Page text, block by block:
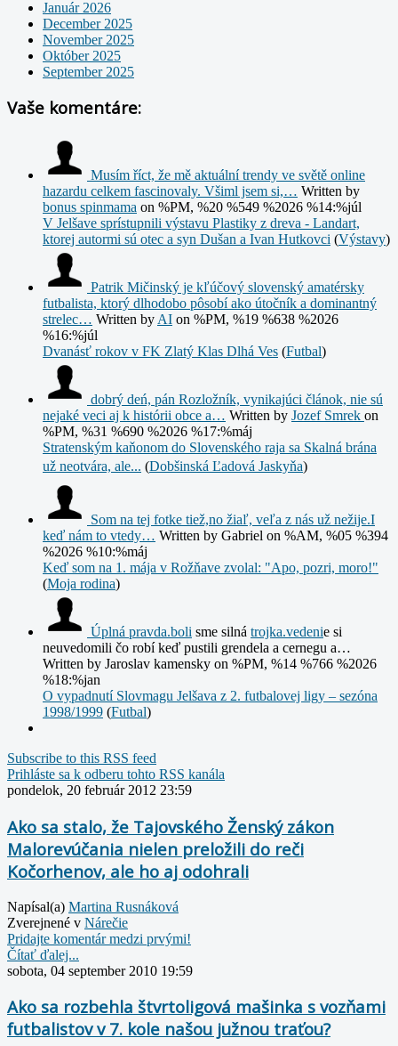
Január 2026
December 2025
November 2025
Október 2025
September 2025
Vaše komentáre:
Musím říct, že mě aktuální trendy ve světě online
hazardu celkem fascinovaly. Všiml jsem si,… Written by
bonus spinmama on %PM, %20 %549 %2026 %14:%júl
V Jelšave sprístupnili výstavu Plastiky z dreva - Landart,
ktorej autormi sú otec a syn Dušan a Ivan Hutkovci (Výstavy)
Patrik Mičinský je kľúčový slovenský amatérsky
futbalista, ktorý dlhodobo pôsobí ako útočník a dominantný
strelec… Written by AI on %PM, %19 %638 %2026
%16:%júl
Dvanásť rokov v FK Zlatý Klas Dlhá Ves (Futbal)
dobrý deń, pán Rozložník, vynikajúci článok, nie sú
nejaké veci aj k histórii obce a… Written by Jozef Smrek on
%PM, %31 %690 %2026 %17:%máj
Stratenským kaňonom do Slovenského raja sa Skalná brána
už neotvára, ale... (Dobšinská Ľadová Jaskyňa)
Som na tej fotke tiež,no žiaľ, veľa z nás už nežije.I
keď nám to vtedy… Written by Gabriel on %AM, %05 %394
%2026 %10:%máj
Keď som na 1. mája v Rožňave zvolal: "Apo, pozri, moro!"
(Moja rodina)
Úplná pravda.boli sme silná trojka.vedenie si
neuvedomili čo robí keď pustili grendela a cernegu a…
Written by Jaroslav kamensky on %PM, %14 %766 %2026
%18:%jan
O vypadnutí Slovmagu Jelšava z 2. futbalovej ligy – sezóna
1998/1999 (Futbal)
Subscribe to this RSS feed
Prihláste sa k odberu tohto RSS kanála
pondelok, 20 február 2012 23:59
Ako sa stalo, že Tajovského Ženský zákon
Malorevúčania nielen preložili do reči
Kočorhenov, ale ho aj odohrali
Napísal(a) Martina Rusnáková
Zverejnené v Nárečie
Pridajte komentár medzi prvými!
Čítať ďalej...
sobota, 04 september 2010 19:59
Ako sa rozbehla štvrtoligová mašinka s vozňami
futbalistov v 7. kole našou južnou traťou?